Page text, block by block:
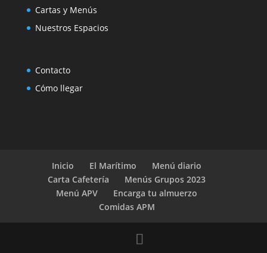
Cartas y Menús
Nuestros Espacios
Contacto
Cómo llegar
Inicio El Marítimo
Menú diario
Carta Cafetería
Menús Grupos 2023
Menú APV
Encarga tu almuerzo
Comidas APM